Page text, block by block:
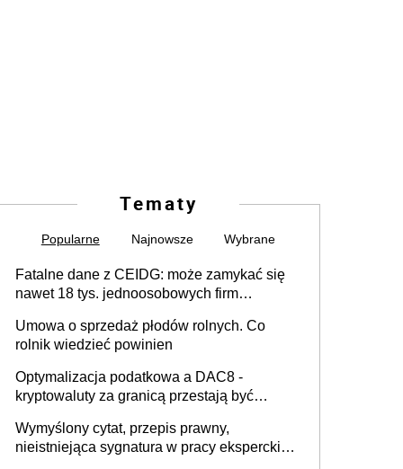
Tematy
Popularne Najnowsze Wybrane
Fatalne dane z CEIDG: może zamykać się
nawet 18 tys. jednoosobowych firm
Umowa o sprzedaż płodów rolnych. Co
rolnik wiedzieć powinien
Optymalizacja podatkowa a DAC8 -
kryptowaluty za granicą przestają być
Wymyślony cytat, przepis prawny,
nieistniejąca sygnatura w pracy eksperckiej -